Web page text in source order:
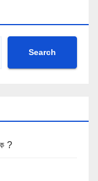
Search
?